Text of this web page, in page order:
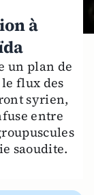
à
un plan de
flux des
syrien,
entre
saoudite.